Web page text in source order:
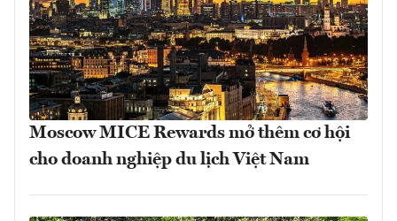
Moscow MICE Rewards mở thêm cơ hội
cho doanh nghiệp du lịch Việt Nam